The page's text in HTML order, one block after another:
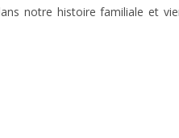
notre histoire familiale et